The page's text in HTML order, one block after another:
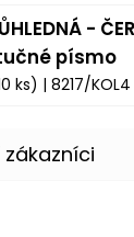
-
písmo
ks) | 8217/KOL4